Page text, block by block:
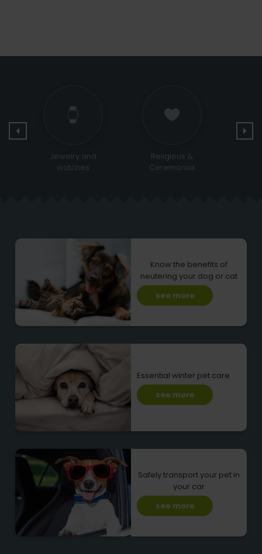
Jewelry and
watches
Religious &
Ceremonial
Know the benefits of
neutering your dog or cat
see more
Essential winter pet care
see more
Safely transport your pet in
your car
see more